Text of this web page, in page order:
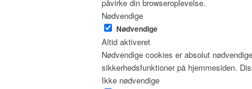
påvirke din browseroplevelse.
Nødvendige
Nødvendige
Altid aktiveret
Nødvendige cookies er absolut
sikkerhedsfunktioner på hjemmesiden.
Ikke nødvendige